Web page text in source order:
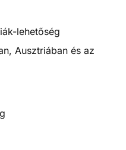
lehetőség
Ausztriában és az